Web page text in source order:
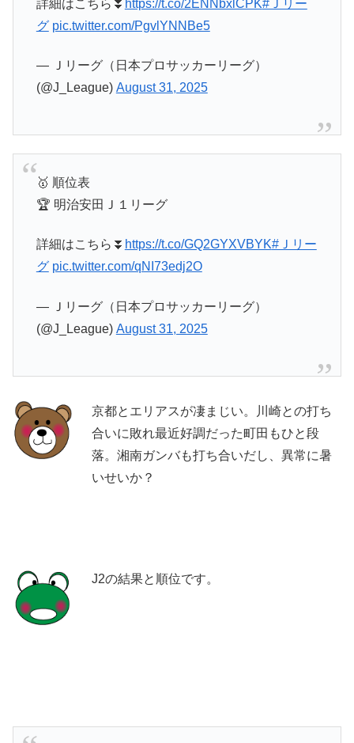
詳細はこちら⏬️ https://t.co/2ENNbxlCPK#Ｊリー
グ pic.twitter.com/PgvlYNNBe5
— Ｊリーグ（日本プロサッカーリーグ）
(@J_League) August 31, 2025
🥇 順位表
🏆 明治安田Ｊ１リーグ
詳細はこちら⏬️ https://t.co/GQ2GYXVBYK#Ｊリー
グ pic.twitter.com/qNI73edj2O
— Ｊリーグ（日本プロサッカーリーグ）
(@J_League) August 31, 2025
京都とエリアスが凄まじい。川崎との打ち
合いに敗れ最近好調だった町田もひと段
落。湘南ガンバも打ち合いだし、異常に暑
いせいか？
J2の結果と順位です。